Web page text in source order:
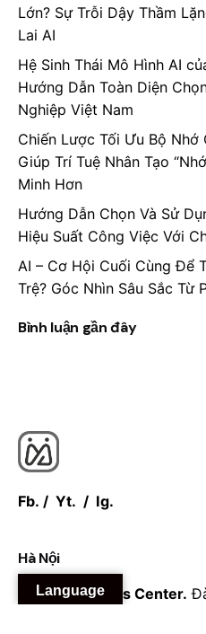
Lớn? Sự Trỗi Dậy Thầm
Lai AI
Hệ Sinh Thái Mô Hình AI
Hướng Dẫn Toàn Diện
Nghiệp Việt Nam
Chiến Lược Tối Ưu Bộ Nhớ
Giúp Trí Tuệ Nhân Tạo
Minh Hơn
Hướng Dẫn Chọn Và Sử
Hiệu Suất Công Việc Với
AI – Cơ Hội Cuối Cùng Để
Trệ? Góc Nhìn Sâu Sắc Từ
Bình luận gần đây
Fb. / Yt. / Ig.
Hà Nội
Daeha Business Center.
Language